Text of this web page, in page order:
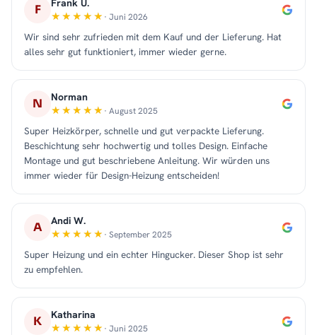
F Frank U.
· Juni 2026
Wir sind sehr zufrieden mit dem Kauf und der Lieferung. Hat
alles sehr gut funktioniert, immer wieder gerne.
N Norman
· August 2025
Super Heizkörper, schnelle und gut verpackte Lieferung.
Beschichtung sehr hochwertig und tolles Design. Einfache
Montage und gut beschriebene Anleitung. Wir würden uns
immer wieder für Design-Heizung entscheiden!
A Andi W.
· September 2025
Super Heizung und ein echter Hingucker. Dieser Shop ist sehr
zu empfehlen.
K Katharina
· Juni 2025